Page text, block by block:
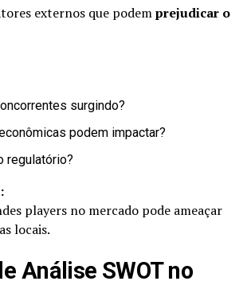
externos que podemprejudicar o
surgindo?
podem impactar?
regulatório?
players no mercado pode ameaçar
locais.
Análise SWOT no